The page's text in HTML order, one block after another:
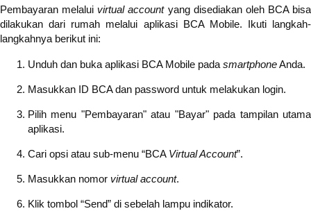
Pembayaran melalui virtual accountyang disediakan oleh BCA bisa
dilakukan dari rumah melalui aplikasi BCA Mobile. Ikuti langkah-
langkahnya berikut ini:
Unduh dan buka aplikasi BCA Mobile pada smartphoneAnda.
Masukkan ID BCA dan password untuk melakukan login.
Pilih menu "Pembayaran" atau "Bayar" pada tampilan utama
aplikasi.
Cari opsi atau sub-menu “BCA Virtual Account”.
Masukkan nomor virtual account.
Klik tombol “Send” di sebelah lampu indikator.